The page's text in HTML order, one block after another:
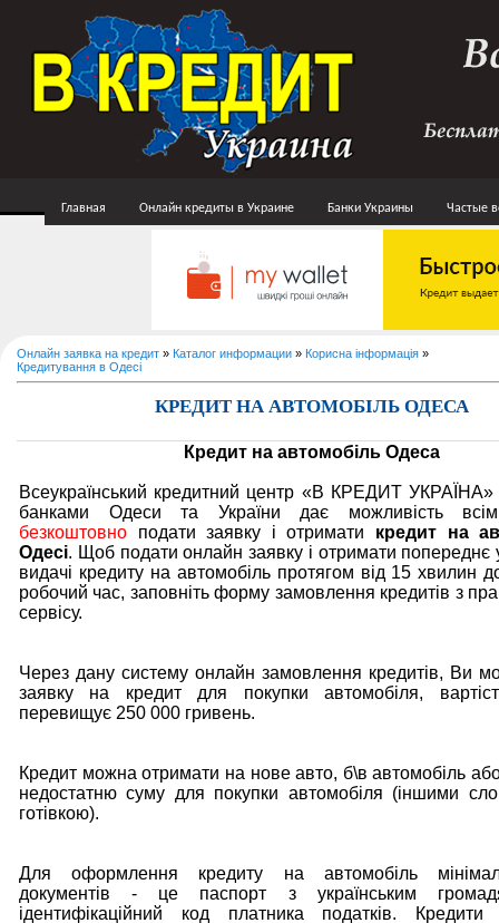
Главная Онлайн кредиты в Украине Банки Украины Частые
Онлайн заявка на кредит » Каталог информации » Корисна інформація »
Кредитування в Одесі
КРЕДИТ НА АВТОМОБІЛЬ ОДЕСА
Кредит на автомобіль Одеса
Всеукраїнський кредитний центр «В КРЕДИТ УКРАЇНА»
банками Одеси та України дає можливість
безкоштовно подати заявку і отримати кредит на
Одесі. Щоб подати онлайн заявку і отримати попереднє
видачі кредиту на автомобіль протягом від 15 хвилин
робочий час, заповніть форму замовлення кредитів з
сервісу.
Через дану систему онлайн замовлення кредитів, Ви
заявку на кредит для покупки автомобіля,
перевищує 250 000 гривень.
Кредит можна отримати на нове авто, б\в автомобіль
недостатню суму для покупки автомобіля (іншими
готівкою).
Для оформлення кредиту на автомобіль
документів - це паспорт з українським
ідентифікаційний код платника податків.